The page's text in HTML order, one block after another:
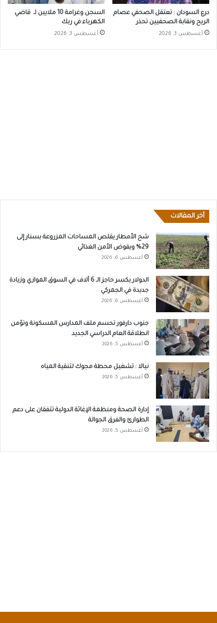
درع السودان : تعتقل الصحفي عصام
الريح ونقابة الصحفيين تحذر
أغسطس 3, 2026
السجن وغرامة 10 ملايين لـ قاضي
الكهرباء في ربك
أغسطس 3, 2026
أخر المقالات
شح الأمطار يقلص المساحات المزروعة بسنار إلى
29% ويقوض الأمن الغذائي
أغسطس 6, 2026
الدولار يكسر حاجز الـ 6 آلاف في السوق الموازي وزيادة
جديدة في الجمركي
أغسطس 6, 2026
جنوب دارفور تحسم ملف المدارس المسكونة وتؤمن
انطلاقة العام الدراسي الجديد
أغسطس 5, 2026
نيالا : تشغيل محطة مجوك لتنقية المياه
أغسطس 5, 2026
إدارة الصحة ومنظمة الإغاثة الدولية تتفقان على دعم
الطوارئ والفرق الجوالة
أغسطس 5, 2026